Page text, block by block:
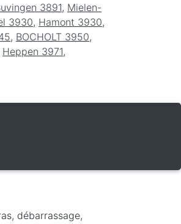
3891, Mielen-
3930, Hamont 3930,
, BOCHOLT 3950,
Heppen 3971,
débarrassage,